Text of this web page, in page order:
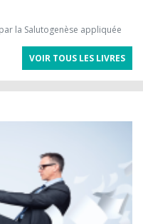
la Salutogenèse appliquée
VOIR TOUS LES LIVRES